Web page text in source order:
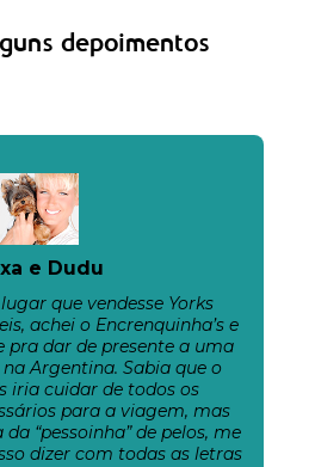
depoimentos
e Dudu
que vendesse Yorks
achei o Encrenquinha’s e
dar de presente a uma
Argentina. Sabia que o
iria cuidar de todos os
para a viagem, mas
“pessoinha” de pelos, me
dizer com todas as letras